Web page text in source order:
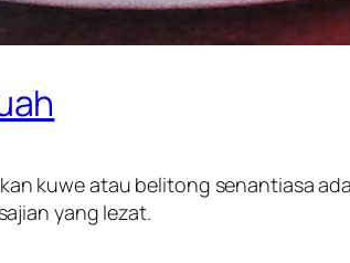
kuwe atau belitong senantiasa
yang lezat.